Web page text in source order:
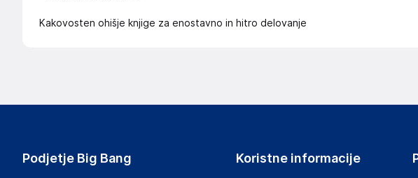
Kakovosten ohišje knjige za enostavno in hitro delovanje
Podjetje Big Bang Koristne informacije